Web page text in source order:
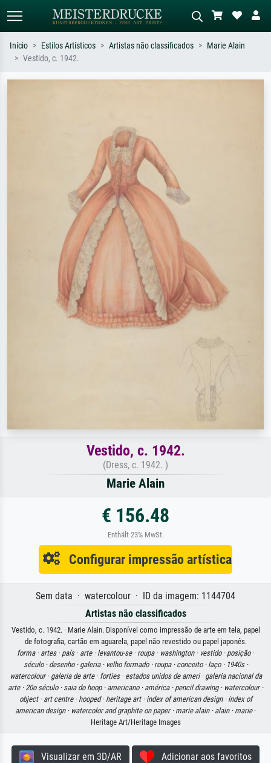
Início Estilos Artísticos Artistas não classificados
Marie Alain
Vestido, c. 1942.
Vestido, c. 1942.
(Dress, c. 1942. )
Marie Alain
€ 156.48
Enthält 23% MwSt.
Configurar impressão artística
Sem data · watercolour · ID da imagem: 1144704
Artistas não classificados
Vestido, c. 1942. · Marie Alain. Disponível como impressão de arte em tela, papel
de fotografia, cartão em aguarela, papel não revestido ou papel japonês.
forma · artes · país · arte · levantou-se · roupa · washington · vestido · posição ·
século · desenho · galeria · velho formado · roupa · conceito · laço · 1940s ·
watercolour · galeria de arte · forties · estados unidos de ameri · galeria nacional da
arte · 20o século · saia do hoop · americano · américa · pencil drawing · watercolour ·
object · art centre · hooped · heritage art · index of american design · index of
american design · watercolor and graphite on paper · marie alain · alain · marie·
Heritage Art/Heritage Images
Visualizar em 3D/AR Adicionar aos favoritos